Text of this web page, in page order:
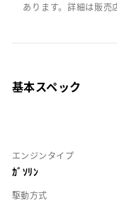
あります。詳細は販売
基本スペック
エンジンタイプ
ｶﾞｿﾘﾝ
駆動方式